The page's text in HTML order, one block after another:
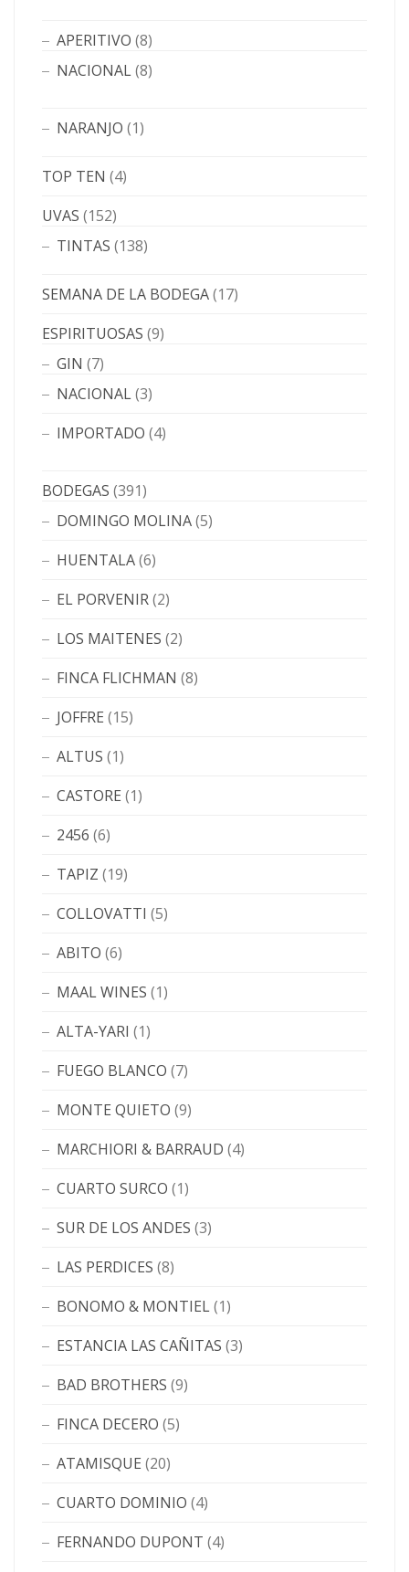
APERITIVO (8)
NACIONAL(8)
NARANJO (1)
TOP TEN (4)
UVAS (152)
TINTAS (138)
SEMANA DE LA BODEGA(17)
ESPIRITUOSAS (9)
GIN (7)
NACIONAL(3)
IMPORTADO (4)
BODEGAS (391)
DOMINGO MOLINA(5)
HUENTALA(6)
EL PORVENIR(2)
LOS MAITENES (2)
FINCA FLICHMAN (8)
JOFFRE (15)
ALTUS (1)
CASTORE (1)
2456 (6)
TAPIZ (19)
COLLOVATTI (5)
ABITO (6)
MAAL WINES (1)
ALTA-YARI (1)
FUEGO BLANCO (7)
MONTE QUIETO (9)
MARCHIORI & BARRAUD (4)
CUARTO SURCO (1)
SUR DE LOS ANDES (3)
LAS PERDICES (8)
BONOMO & MONTIEL(1)
ESTANCIA LAS CAÑITAS (3)
BAD BROTHERS (9)
FINCA DECERO (5)
ATAMISQUE (20)
CUARTO DOMINIO (4)
FERNANDO DUPONT (4)